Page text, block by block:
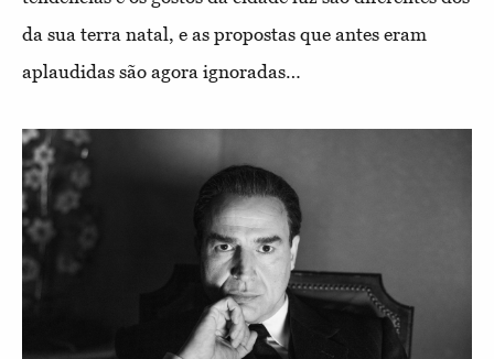
da sua terra natal, e as propostas que antes eram
aplaudidas são agora ignoradas…